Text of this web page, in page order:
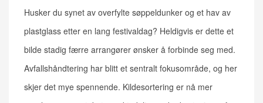
Husker du synet av overfylte søppeldunker og et hav av
plastglass etter en lang festivaldag? Heldigvis er dette et
bilde stadig færre arrangører ønsker å forbinde seg med.
Avfallshåndtering har blitt et sentralt fokusområde, og her
skjer det mye spennende. Kildesortering er nå mer